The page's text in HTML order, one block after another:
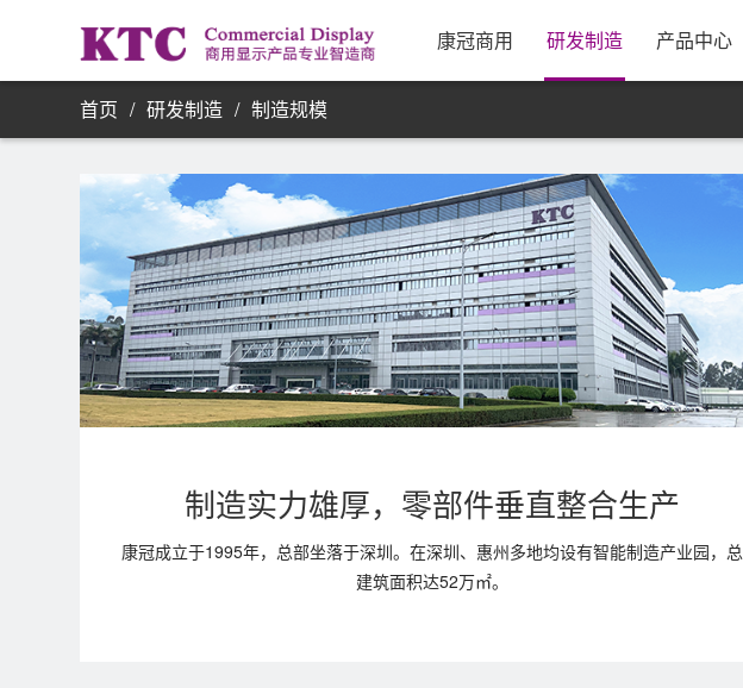
康冠商用 研发制造 产品中心
首页 / 研发制造 / 制造规模
制造实力雄厚，零部件垂直整合生产
康冠成立于1995年，总部坐落于深圳。在深圳、惠州多地均设有智能制造产业园，总
建筑面积达52万㎡。